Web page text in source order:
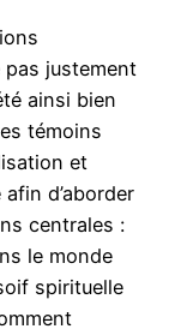
pas justement
ainsi bien
témoins
et
afin d’aborder
centrales :
le monde
spirituelle